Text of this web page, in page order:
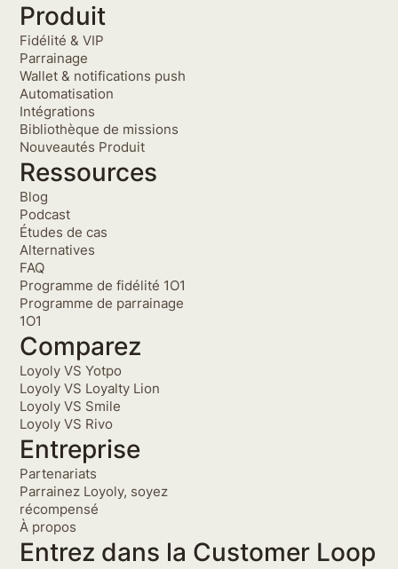
Produit
Fidélité & VIP
Parrainage
Wallet & notifications push
Automatisation
Intégrations
Bibliothèque de missions
Nouveautés Produit
Ressources
Blog
Podcast
Études de cas
Alternatives
FAQ
Programme de fidélité 1O1
Programme de parrainage
1O1
Comparez
Loyoly VS Yotpo
Loyoly VS Loyalty Lion
Loyoly VS Smile
Loyoly VS Rivo
Entreprise
Partenariats
Parrainez Loyoly, soyez
récompensé
À propos
Entrez dans la Customer Loop